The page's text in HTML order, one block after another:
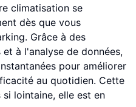
climatisation se
dès que vous
Grâce à des
à l'analyse de données,
pour améliorer
au quotidien. Cette
lointaine, elle est en